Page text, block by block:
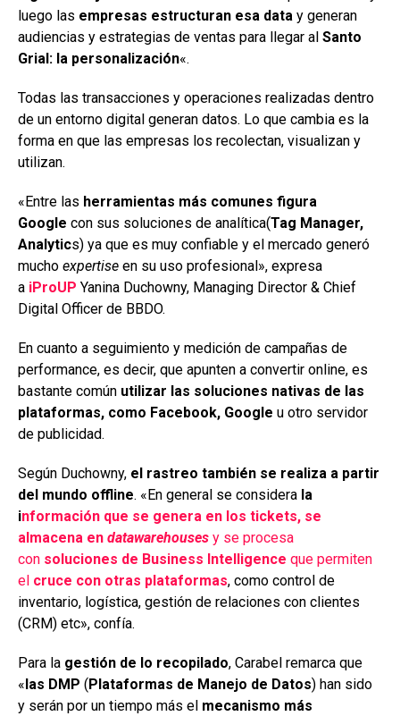
luego las empresas estructuran esa data y generan
audiencias y estrategias de ventas para llegar al Santo
Grial: la personalización«.
Todas las transacciones y operaciones realizadas dentro
de un entorno digital generan datos. Lo que cambia es la
forma en que las empresas los recolectan, visualizan y
utilizan.
«Entre las herramientas más comunes figura
Google con sus soluciones de analítica(Tag Manager,
Analytics) ya que es muy confiable y el mercado generó
mucho expertise en su uso profesional», expresa
a iProUP Yanina Duchowny, Managing Director & Chief
Digital Officer de BBDO.
En cuanto a seguimiento y medición de campañas de
performance, es decir, que apunten a convertir online, es
bastante común utilizar las soluciones nativas de las
plataformas, como Facebook, Google u otro servidor
de publicidad.
Según Duchowny, el rastreo también se realiza a partir
del mundo offline. «En general se considera la
información que se genera en los tickets, se
almacena en datawarehouses y se procesa
con soluciones de Business Intelligence que permiten
el cruce con otras plataformas, como control de
inventario, logística, gestión de relaciones con clientes
(CRM) etc», confía.
Para la gestión de lo recopilado, Carabel remarca que
« las DMP ( Plataformas de Manejo de Datos) han sido
y serán por un tiempo más el mecanismo más